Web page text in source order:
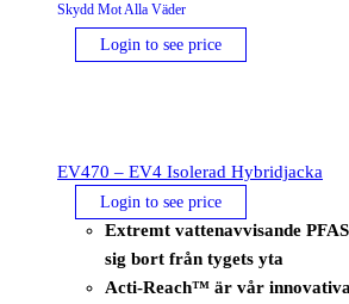
Skydd Mot Alla Väder
Login to see price
EV470 – EV4 Isolerad Hybridjacka
Login to see price
Extremt vattenavvisande
sig bort från tygets yta
Acti-Reach™ är vår